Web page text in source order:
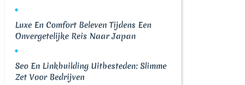
Luxe En Comfort Beleven Tijdens Een
Onvergetelijke Reis Naar Japan
Seo En Linkbuilding Uitbesteden: Slimme
Zet Voor Bedrijven